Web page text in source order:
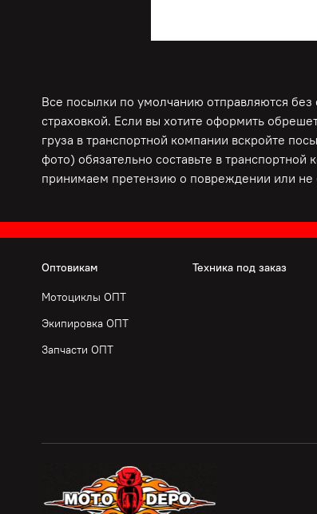
Все посылки по умолчанию отправляются
страховкой. Если вы хотите оформить
груза в транспортной компании вскройте
фото) обязательно составьте в
принимаем претензию о повреждении или не
Оптовикам
Мотоциклы ОПТ
Экипировка ОПТ
Запчасти ОПТ
Техника под заказ